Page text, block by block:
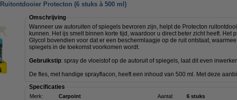
Protecton (6 stuks à 500 ml)
Omschrijving
Wanneer uw autoruiten of spiegels bevroren zijn, helpt de Protecton
kunnen. Het ijs smelt binnen korte tijd, waardoor u direct beter zicht heeft. Het
Glycol bovendien voor dat er een beschermlaagje op de ruit ontstaat,
spiegels in de toekomst voorkomen wordt.
Gebruikstip: spray de vloeistof op de autoruit of spiegels, laat dit even
De fles, met handige sprayflacon, heeft een inhoud van 500 ml. Met deze
Specificaties
Merk: Carpoint Aantal:
6 stuks